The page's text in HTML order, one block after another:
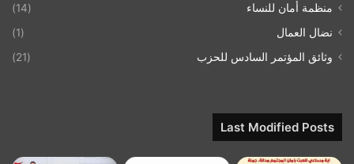
منظمة أمان للنساء
(14)
نضال العمال
(1)
وثائق المؤتمر السادس للحزب
(21)
Last Modified Posts